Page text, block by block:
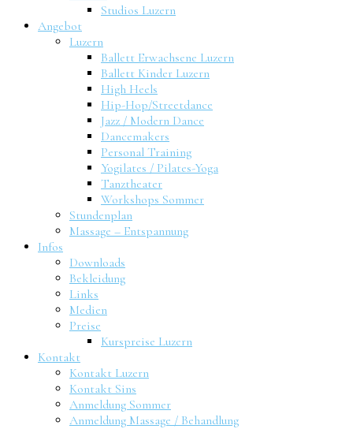
Studios Luzern
Angebot
Luzern
Ballett Erwachsene Luzern
Ballett Kinder Luzern
High Heels
Hip-Hop/Streetdance
Jazz / Modern Dance
Dancemakers
Personal Training
Yogilates / Pilates-Yoga
Tanztheater
Workshops Sommer
Stundenplan
Massage – Entspannung
Infos
Downloads
Bekleidung
Links
Medien
Preise
Kurspreise Luzern
Kontakt
Kontakt Luzern
Kontakt Sins
Anmeldung Sommer
Anmeldung Massage / Behandlung